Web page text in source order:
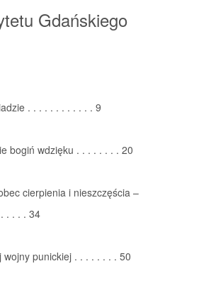
Gdańskiego
. . . . . . . . . . . . 9
bogiń wdzięku . . . . . . . . 20
cierpienia i nieszczęścia –
. . . . 34
punickiej . . . . . . . . 50